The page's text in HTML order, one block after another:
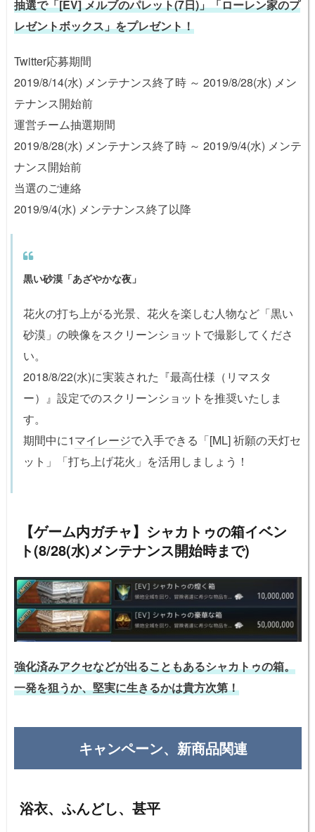
抽選で「[EV] メルブのパレット(7日)」「ローレン家のプ
レゼントボックス」をプレゼント！
Twitter応募期間
2019/8/14(水) メンテナンス終了時 ～ 2019/8/28(水) メン
テナンス開始前
運営チーム抽選期間
2019/8/28(水) メンテナンス終了時 ～ 2019/9/4(水) メンテ
ナンス開始前
当選のご連絡
2019/9/4(水) メンテナンス終了以降
黒い砂漠「あざやかな夜」
花火の打ち上がる光景、花火を楽しむ人物など「黒い
砂漠」の映像をスクリーンショットで撮影してくださ
い。
2018/8/22(水)に実装された 『最高仕様（リマスタ
ー）』設定でのスクリーンショットを推奨いたしま
す。
期間中に1マイレージで入手できる「[ML] 祈願の天灯セ
ット」「打ち上げ花火」を活用しましょう！
【ゲーム内ガチャ】シャカトゥの箱イベン
ト(8/28(水)メンテナンス開始時まで)
強化済みアクセなどが出ることもあるシャカトゥの箱。
一発を狙うか、堅実に生きるかは貴方次第！
キャンペーン、新商品関連
浴衣、ふんどし、甚平